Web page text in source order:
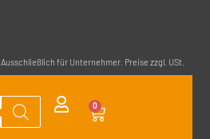
Ausschließlich für Unternehmer. Preise zzgl. USt.
0